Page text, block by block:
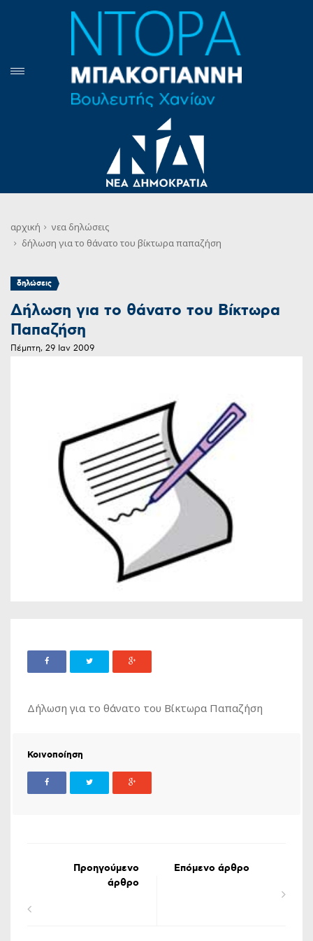
αρχική νεα δηλώσεις
δήλωση για το θάνατο του βίκτωρα παπαζήση
δηλώσεις
Δήλωση για το θάνατο του Βίκτωρα
Παπαζήση
Πέμπτη, 29 Ιαν 2009
Δήλωση για το θάνατο του Βίκτωρα Παπαζήση
Κοινοποίηση
Προηγούμενο
άρθρο
Επόμενο άρθρο